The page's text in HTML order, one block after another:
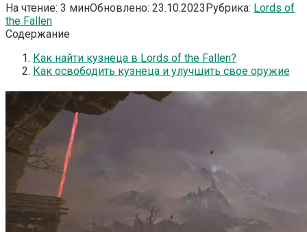
На чтение: 3 минОбновлено: 23.10.2023Рубрика: Lords of
the Fallen
Содержание
Как найти кузнеца в Lords of the Fallen?
Как освободить кузнеца и улучшить свое оружие